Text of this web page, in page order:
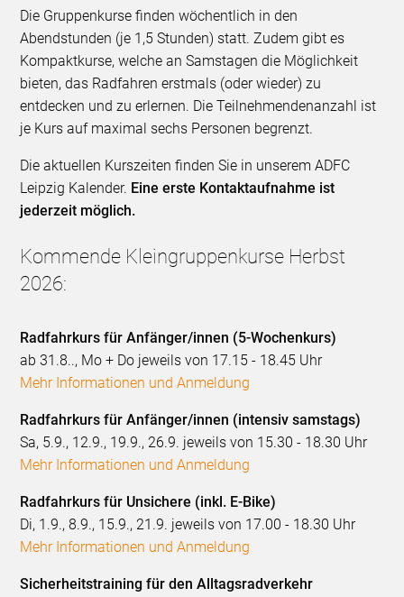
Die Gruppenkurse finden wöchentlich in den
Abendstunden (je 1,5 Stunden) statt. Zudem gibt es
Kompaktkurse, welche an Samstagen die Möglichkeit
bieten, das Radfahren erstmals (oder wieder) zu
entdecken und zu erlernen. Die Teilnehmendenanzahl ist
je Kurs auf maximal sechs Personen begrenzt.
Die aktuellen Kurszeiten finden Sie in unserem ADFC
Leipzig Kalender. Eine erste Kontaktaufnahme ist
jederzeit möglich.
Kommende Kleingruppenkurse Herbst
2026:
Radfahrkurs für Anfänger/innen (5-Wochenkurs)
ab 31.8.., Mo + Do jeweils von 17.15 - 18.45 Uhr
Mehr Informationen und Anmeldung
Radfahrkurs für Anfänger/innen (intensiv samstags)
Sa, 5.9., 12.9., 19.9., 26.9. jeweils von 15.30 - 18.30 Uhr
Mehr Informationen und Anmeldung
Radfahrkurs für Unsichere (inkl. E-Bike)
Di, 1.9., 8.9., 15.9., 21.9. jeweils von 17.00 - 18.30 Uhr
Mehr Informationen und Anmeldung
Sicherheitstraining für den Alltagsradverkehr